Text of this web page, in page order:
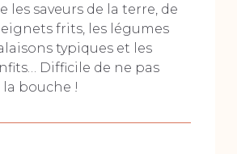
les saveurs de la terre, de
frits, les légumes
typiques et les
Difficile de ne pas
la bouche !